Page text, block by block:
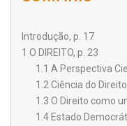
Introdução, p. 17
1 O DIREITO, p. 23
1.1 A Perspectiva
1.2 Ciência do
1.3 O Direito como
1.4 Estado